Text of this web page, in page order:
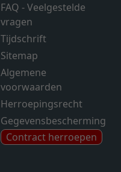
FAQ - Veelgestelde
vragen
Tijdschrift
Sitemap
Algemene
voorwaarden
Herroepingsrecht
Gegevensbescherming
Contract herroepen